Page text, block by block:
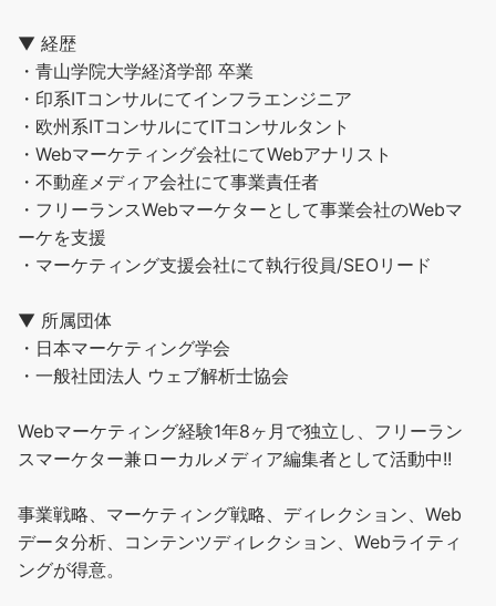
▼ 経歴
・青山学院大学経済学部 卒業
・印系ITコンサルにてインフラエンジニア
・欧州系ITコンサルにてITコンサルタント
・Webマーケティング会社にてWebアナリスト
・不動産メディア会社にて事業責任者
・フリーランスWebマーケターとして事業会社のWebマ
ーケを支援
・マーケティング支援会社にて執行役員/SEOリード
▼ 所属団体
・日本マーケティング学会
・一般社団法人 ウェブ解析士協会
Webマーケティング経験1年8ヶ月で独立し、フリーラン
スマーケター兼ローカルメディア編集者として活動中!!
事業戦略、マーケティング戦略、ディレクション、Web
データ分析、コンテンツディレクション、Webライティ
ングが得意。